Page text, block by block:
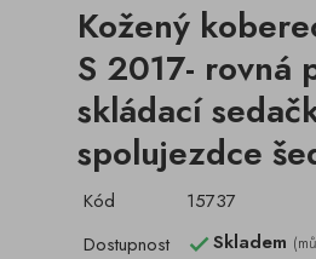
Kožený
S 2017- rovná
skládací
spolujezdce
Kód
15737
Dostupnost
Skladem